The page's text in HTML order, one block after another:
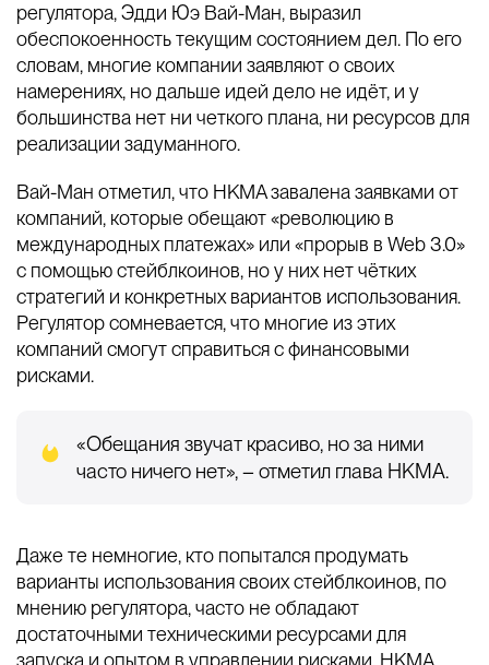
регулятора, Эдди Юэ Вай-Ман, выразил
обеспокоенность текущим состоянием дел. По его
словам, многие компании заявляют о своих
намерениях, но дальше идей дело не идёт, и у
большинства нет ни четкого плана, ни ресурсов для
реализации задуманного.
Вай-Ман отметил, что HKMA завалена заявками от
компаний, которые обещают «революцию в
международных платежах» или «прорыв в Web 3.0»
с помощью стейблкоинов, но у них нет чётких
стратегий и конкретных вариантов использования.
Регулятор сомневается, что многие из этих
компаний смогут справиться с финансовыми
рисками.
«Обещания звучат красиво, но за ними
часто ничего нет», – отметил глава HKMA.
Даже те немногие, кто попытался продумать
варианты использования своих стейблкоинов, по
мнению регулятора, часто не обладают
достаточными техническими ресурсами для
запуска и опытом в управлении рисками. HKMA